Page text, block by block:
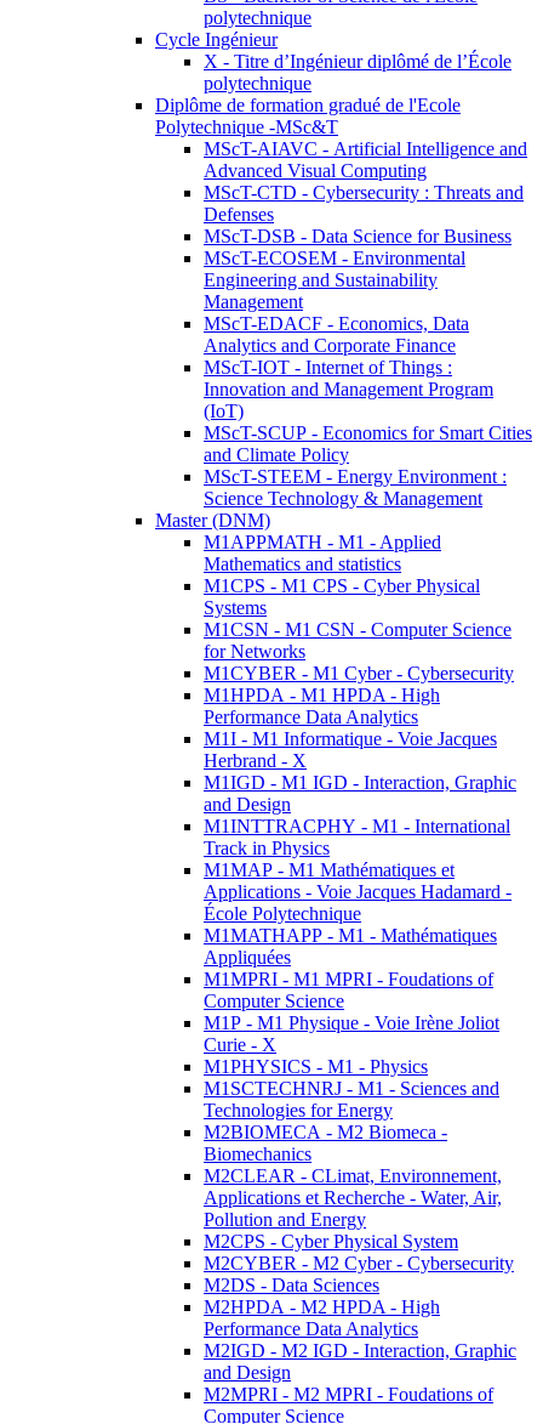
polytechnique
Cycle Ingénieur
X - Titre d’Ingénieur diplômé de l’École
polytechnique
Diplôme de formation gradué de l'Ecole
Polytechnique -MSc&T
MScT-AIAVC - Artificial Intelligence and
Advanced Visual Computing
MScT-CTD - Cybersecurity : Threats and
Defenses
MScT-DSB - Data Science for Business
MScT-ECOSEM - Environmental
Engineering and Sustainability
Management
MScT-EDACF - Economics, Data
Analytics and Corporate Finance
MScT-IOT - Internet of Things :
Innovation and Management Program
(IoT)
MScT-SCUP - Economics for Smart Cities
and Climate Policy
MScT-STEEM - Energy Environment :
Science Technology & Management
Master (DNM)
M1APPMATH - M1 - Applied
Mathematics and statistics
M1CPS - M1 CPS - Cyber Physical
Systems
M1CSN - M1 CSN - Computer Science
for Networks
M1CYBER - M1 Cyber - Cybersecurity
M1HPDA - M1 HPDA - High
Performance Data Analytics
M1I - M1 Informatique - Voie Jacques
Herbrand - X
M1IGD - M1 IGD - Interaction, Graphic
and Design
M1INTTRACPHY - M1 - International
Track in Physics
M1MAP - M1 Mathématiques et
Applications - Voie Jacques Hadamard -
École Polytechnique
M1MATHAPP - M1 - Mathématiques
Appliquées
M1MPRI - M1 MPRI - Foudations of
Computer Science
M1P - M1 Physique - Voie Irène Joliot
Curie - X
M1PHYSICS - M1 - Physics
M1SCTECHNRJ - M1 - Sciences and
Technologies for Energy
M2BIOMECA - M2 Biomeca -
Biomechanics
M2CLEAR - CLimat, Environnement,
Applications et Recherche - Water, Air,
Pollution and Energy
M2CPS - Cyber Physical System
M2CYBER - M2 Cyber - Cybersecurity
M2DS - Data Sciences
M2HPDA - M2 HPDA - High
Performance Data Analytics
M2IGD - M2 IGD - Interaction, Graphic
and Design
M2MPRI - M2 MPRI - Foudations of
Computer Science